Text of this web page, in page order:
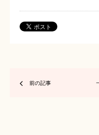
前の記事